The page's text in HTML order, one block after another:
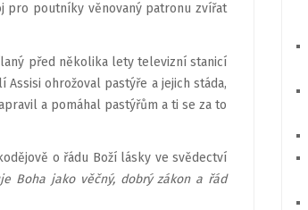
pro poutníky věnovaný patronu zvířat
před několika lety televizní stanicí
ohrožoval pastýře a jejich stáda,
a pomáhal pastýřům a ti se za to
o řádu Boží lásky ve svědectví
Boha jako věčný, dobrý zákon a řád